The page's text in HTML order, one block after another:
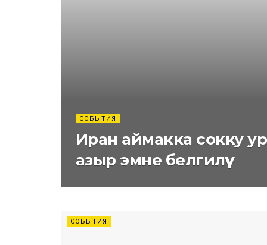
СОБЫТИЯ
Иран аймакка сокку
азыр эмне белгилүү
СОБЫТИЯ